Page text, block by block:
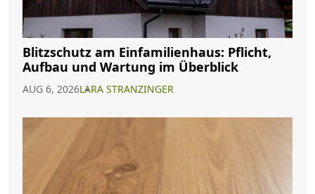
Blitzschutz am Einfamilienhaus: Pflicht,
Aufbau und Wartung im Überblick
AUG 6, 2026LARA STRANZINGER